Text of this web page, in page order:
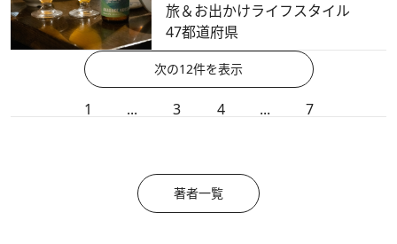
旅＆お出かけライフスタイル
47都道府県
次の12件を表示
1 ... 3 4 ... 7
著者一覧